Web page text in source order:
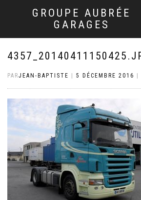
GROUPE AUBRÉE
GARAGES
PARJEAN-BAPTISTE 5 DÉCEMBRE 2016